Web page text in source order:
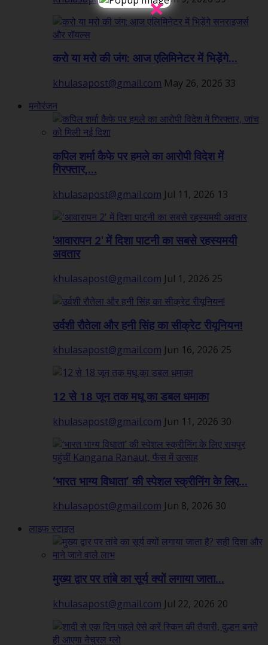
करो या मरो की जंग: आज एलिमिनेटर में भिड़ेंगे...
khulasapost@gmail.com May 26, 2026 33
मनोरंजन
कपिल शर्मा कैफे पर हमले का आरोपी विदेश में
गिरफ्तार,...
khulasapost@gmail.com Jul 11, 2026 13
'आवारापन 2' में दिशा पाटनी का सबसे रहस्यमयी
अवतार
khulasapost@gmail.com Jul 1, 2026 25
उर्वशी रौतेला और हनी सिंह का सीक्रेट रीयूनियन!
khulasapost@gmail.com Jun 16, 2026 25
12 से 18 जून तक मधू का डबल धमाका
khulasapost@gmail.com Jun 11, 2026 30
‘भारत भाग्य विधाता’ की स्पेशल स्क्रीनिंग के लिए...
khulasapost@gmail.com Jun 8, 2026 30
लाइफ स्टाइल
मुख्य द्वार पर तांबे का सूर्य क्यों लगाया जाता...
khulasapost@gmail.com Jul 22, 2026 20
×